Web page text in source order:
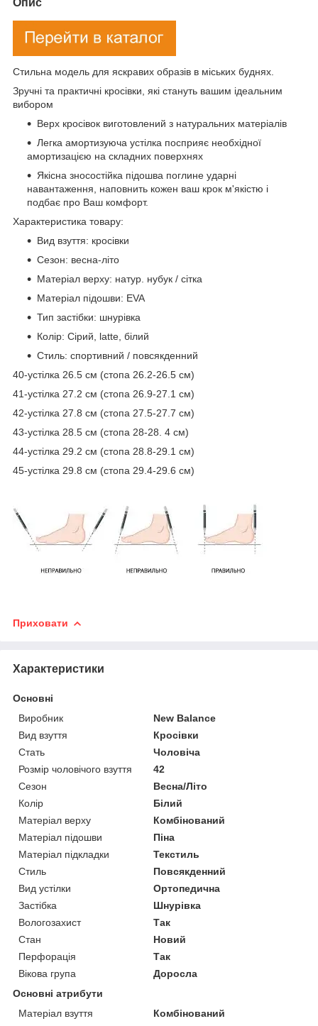
Стильна модель для яскравих образів в міських буднях.
Зручні та практичні кросівки, які стануть вашим ідеальним
вибором
Верх кросівок виготовлений з натуральних матеріалів
Легка амортизуюча устілка посприяє необхідної
амортизацією на складних поверхнях
Якісна зносостійка підошва поглине ударні
навантаження, наповнить кожен ваш крок м'якістю і
подбає про Ваш комфорт.
Характеристика товару:
Вид взуття: кросівки
Сезон: весна-літо
Матеріал верху: натур. нубук / сітка
Матеріал підошви: EVA
Тип застібки: шнурівка
Колір: Сірий, latte, білий
Стиль: спортивний / повсякденний
40-устілка 26.5 см (стопа 26.2-26.5 см)
41-устілка 27.2 см (стопа 26.9-27.1 см)
42-устілка 27.8 см (стопа 27.5-27.7 см)
43-устілка 28.5 см (стопа 28-28. 4 см)
44-устілка 29.2 см (стопа 28.8-29.1 см)
45-устілка 29.8 см (стопа 29.4-29.6 см)
Приховати
Характеристики
Основні
Виробник
New Balance
Вид взуття
Кросівки
Стать
Чоловіча
Розмір чоловічого взуття
42
Сезон
Весна/Літо
Колір
Білий
Матеріал верху
Комбінований
Матеріал підошви
Піна
Матеріал підкладки
Текстиль
Стиль
Повсякденний
Вид устілки
Ортопедична
Застібка
Шнурівка
Вологозахист
Так
Стан
Новий
Перфорація
Так
Вікова група
Доросла
Основні атрибути
Матеріал взуття
Комбінований